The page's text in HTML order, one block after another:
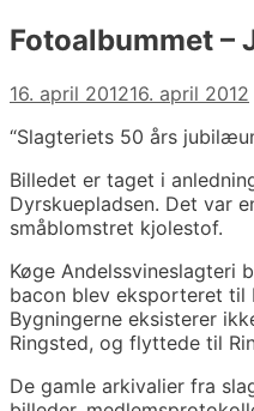
Fotoalbummet –
16. april 201216. april 2012
“Slagteriets 50 års
Billedet er taget i
Dyrskuepladsen. Det var
småblomstret kjolestof.
Køge Andelssvineslagteri
bacon blev eksporteret til
Bygningerne eksisterer
Ringsted, og flyttede til
De gamle arkivalier fra